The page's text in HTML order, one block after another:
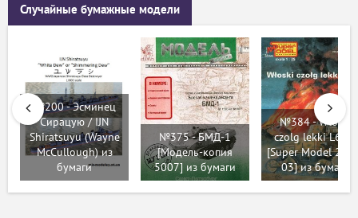
Случайные бумажные модели
№200 - Эсминец
Сирацую / IJN
Shiratsuyu (Wayne
McCullough) из
бумаги
№375 - БМД-1
[Модель-копия
5007] из бумаги
№384 - Wloski
czolg lekki L6/40
[Super Model
03] из бумаги